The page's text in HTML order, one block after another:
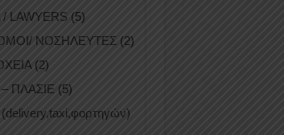
LAWYERS (5)
ΝΟΣΗΛΕΥΤΕΣ (2)
(2)
ΠΛΑΣΙΕ (5)